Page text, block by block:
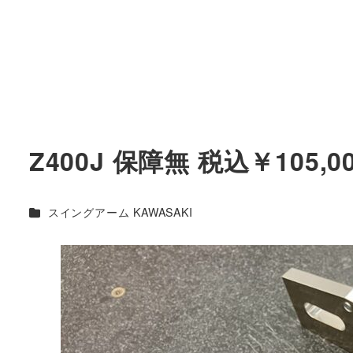
Z400J 保障無 税込￥
カテゴリー
スイングアーム KAWASAKI